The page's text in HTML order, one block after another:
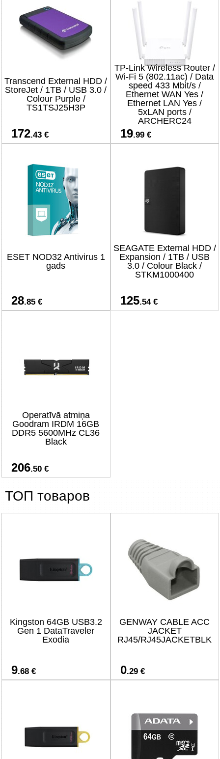
Transcend External HDD /
StoreJet / 1TB / USB 3.0 /
Colour Purple /
TS1TSJ25H3P
172.43 €
TP-Link Wireless Router /
Wi-Fi 5 (802.11ac) / Data
speed 433 Mbit/s /
Ethernet WAN Yes /
Ethernet LAN Yes /
5xLAN ports /
ARCHERC24
19.99 €
ESET NOD32 Antivirus 1
gads
28.85 €
SEAGATE External HDD /
Expansion / 1TB / USB
3.0 / Colour Black /
STKM1000400
125.54 €
Operatīvā atmiņa
Goodram IRDM 16GB
DDR5 5600MHz CL36
Black
206.50 €
ТОП товаров
Kingston 64GB USB3.2
Gen 1 DataTraveler
Exodia
9.68 €
GENWAY CABLE ACC
JACKET
RJ45/RJ45JACKETBLK
0.29 €